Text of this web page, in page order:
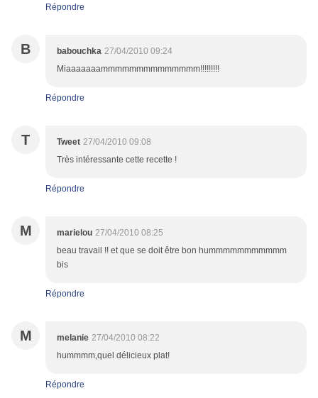
Répondre
B babouchka 27/04/2010 09:24
Miaaaaaaammmmmmmmmmmmmm!!!!!!!!!
Répondre
T Tweet 27/04/2010 09:08
Très intéressante cette recette !
Répondre
M marielou 27/04/2010 08:25
beau travail !! et que se doit être bon hummmmmmmmmmm
bis
Répondre
M melanie 27/04/2010 08:22
hummmm,quel délicieux plat!
Répondre